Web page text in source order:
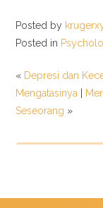
Posted by
Posted in
« Depresi dan
Mengatasinya
Seseorang »